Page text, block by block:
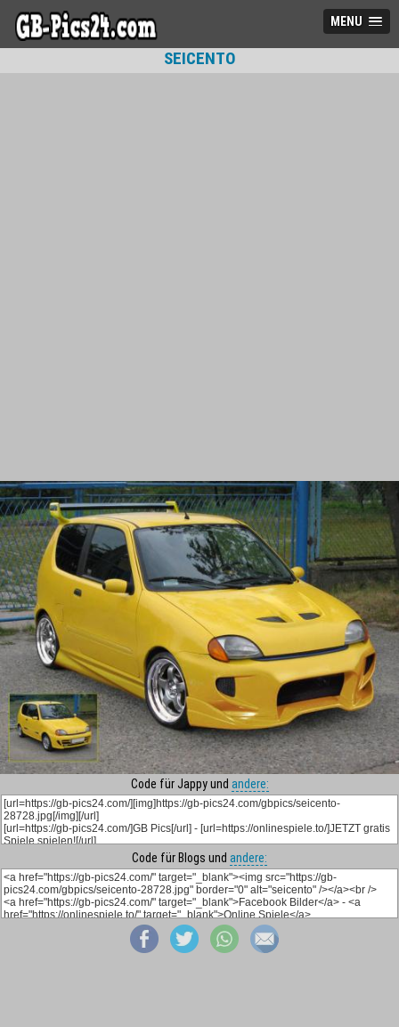
MENU
SEICENTO
Code für Jappy und andere:
Code für Blogs und andere: